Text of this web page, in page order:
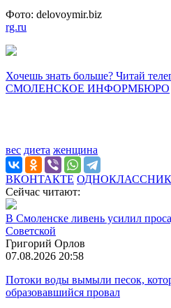
Фото: delovoymir.biz
rg.ru
Хочешь знать больше? Читай
СМОЛЕНСКОЕ ИНФОРМБЮРО
вес диета женщина
ВКОНТАКТЕ
Сейчас читают:
В Смоленске ливень усилил
Советской
Григорий Орлов
07.08.2026 20:58
Потоки воды вымыли песок,
образовавшийся провал